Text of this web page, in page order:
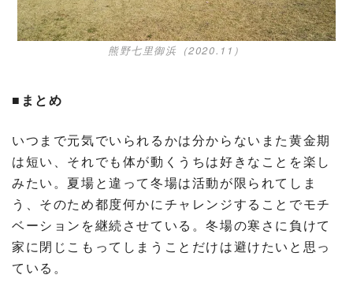
熊野七里御浜（2020.11）
■まとめ
いつまで元気でいられるかは分からないまた黄金期
は短い、それでも体が動くうちは好きなことを楽し
みたい。夏場と違って冬場は活動が限られてしま
う、そのため都度何かにチャレンジすることでモチ
ベーションを継続させている。冬場の寒さに負けて
家に閉じこもってしまうことだけは避けたいと思っ
ている。